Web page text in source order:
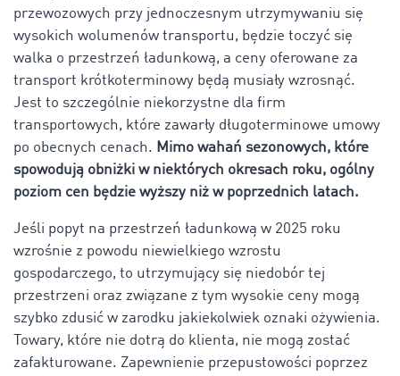
przewozowych przy jednoczesnym utrzymywaniu się
wysokich wolumenów transportu, będzie toczyć się
walka o przestrzeń ładunkową, a ceny oferowane za
transport krótkoterminowy będą musiały wzrosnąć.
Jest to szczególnie niekorzystne dla firm
transportowych, które zawarły długoterminowe umowy
po obecnych cenach. Mimo wahań sezonowych, które
spowodują obniżki w niektórych okresach roku, ogólny
poziom cen będzie wyższy niż w poprzednich latach.
Jeśli popyt na przestrzeń ładunkową w 2025 roku
wzrośnie z powodu niewielkiego wzrostu
gospodarczego, to utrzymujący się niedobór tej
przestrzeni oraz związane z tym wysokie ceny mogą
szybko zdusić w zarodku jakiekolwiek oznaki ożywienia.
Towary, które nie dotrą do klienta, nie mogą zostać
zafakturowane. Zapewnienie przepustowości poprzez